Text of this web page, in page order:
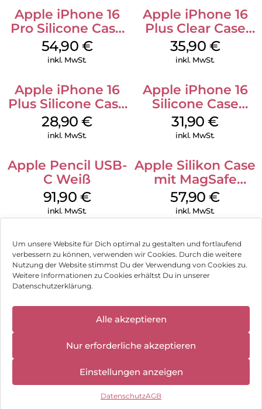
Um unsere Website für Dich optimal zu gestalten und fortlaufend
verbessern zu können, verwenden wir Cookies. Durch die weitere
Nutzung der Website stimmst Du der Verwendung von Cookies zu.
Weitere Informationen zu Cookies erhältst Du in unserer
Datenschutzerklärung.
Alle akzeptieren
Nur erforderliche akzeptieren
Einstellungen anzeigen
DatenschutzAGB
Apple iPhone 16
Pro Silicone Case
MagSafe Black
54,90 €
inkl. MwSt.
Apple iPhone 16
Plus Clear Case
MagSafe
Transparent
35,90 €
inkl. MwSt.
Apple iPhone 16
Plus Silicone Case
MagSafe Black
28,90€
inkl. MwSt.
Apple iPhone 16
Silicone Case
MagSafe Fuchsia
31,90€
inkl. MwSt.
Apple Pencil USB-
C Weiß
91,90 €
inkl. MwSt.
Apple Silikon Case
mit MagSafe
iPhone 14 Pro
(PRODUCT)RED
57,90€
inkl. MwSt.
Impressum
Hinweis zur Batterieentsorgung
Newsletter
, Brodos AG – All Rights Reserved.
geschlossen:
10.08.2026 -
18.08.2026